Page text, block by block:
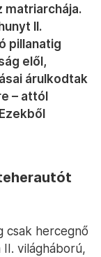
matriarchája.
II.
pillanatig
elől,
árulkodtak
– attól
csak hercegnő
világháború,